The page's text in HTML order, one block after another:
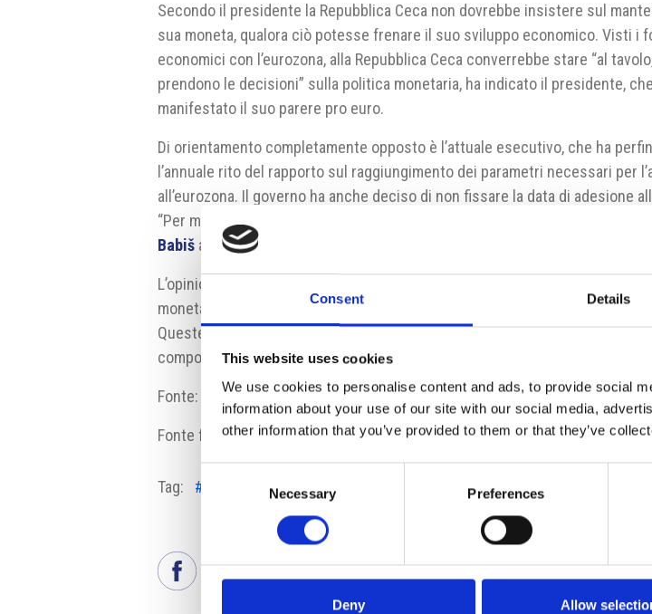
Consent Details
This website uses cookies
We use cookies to personalise content and ads, to provide social
information about your use of our site with our social media,
other information that you’ve provided to them or that they’ve
Selection
Necessary Preferences
Deny Allow
Secondo il presidente la Repubblica Ceca non dovrebbe insistere sul
sua moneta, qualora ciò potesse frenare il suo sviluppo economico. Visti i
economici con l’eurozona, alla Repubblica Ceca converrebbe stare “al
prendono le decisioni” sulla politica monetaria, ha indicato il presidente,
manifestato il suo parere pro euro.
Di orientamento completamente opposto è l’attuale esecutivo, che ha
l’annuale rito del rapporto sul raggiungimento dei parametri necessari per
all’eurozona. Il governo ha anche deciso di non fissare la data di adesione
“Per me l’euro è un’ulteriore perdita della sovranità nell’UE” ha reagito il
Babiš al capo dello stato.
L’opinione del presidente della repubblica non è tuttavia privo d’interesse
monetaria. Il capo dello stato nomina infatti i membri del board della Banca
Queste nomine sono esclusiva competenza del presidente, che quindi
composizione del board man mano che scade il mandato dei consiglieri.
Fonte: www.seznamzpravy.cz
Fonte fotografia:hrad.cz
Tag: #economia #eurozona #Presidente Petr Pavel